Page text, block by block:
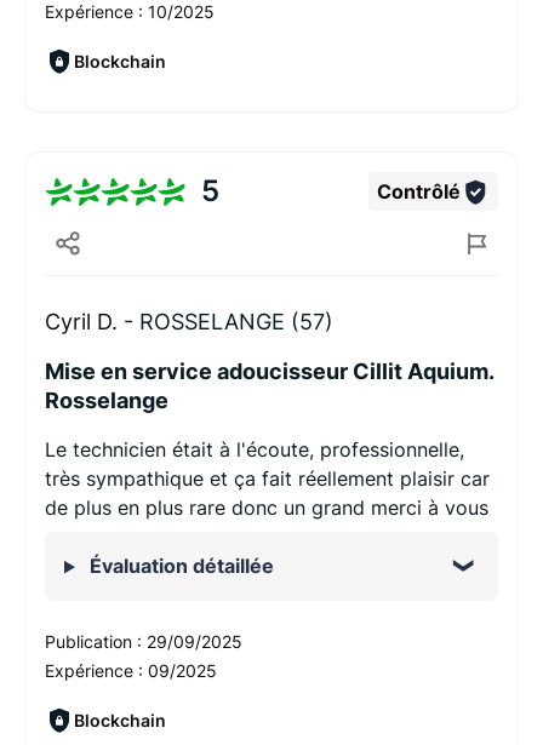
Expérience : 10/2025
Blockchain
5 Contrôlé
Cyril D. - ROSSELANGE (57)
Mise en service adoucisseur Cillit Aquium.
Rosselange
Le technicien était à l'écoute, professionnelle,
très sympathique et ça fait réellement plaisir car
de plus en plus rare donc un grand merci à vous
Évaluation détaillée
Publication : 29/09/2025
Expérience : 09/2025
Blockchain